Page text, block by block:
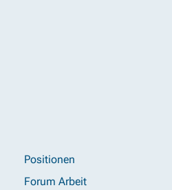
Positionen
Forum Arbeit